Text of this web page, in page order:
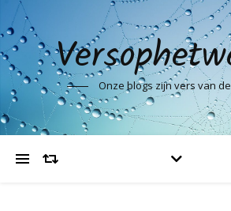
Onze blogs zijn vers van